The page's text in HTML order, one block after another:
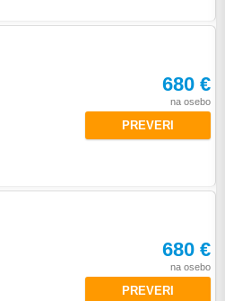
680 €
na osebo
PREVERI
680 €
na osebo
PREVERI